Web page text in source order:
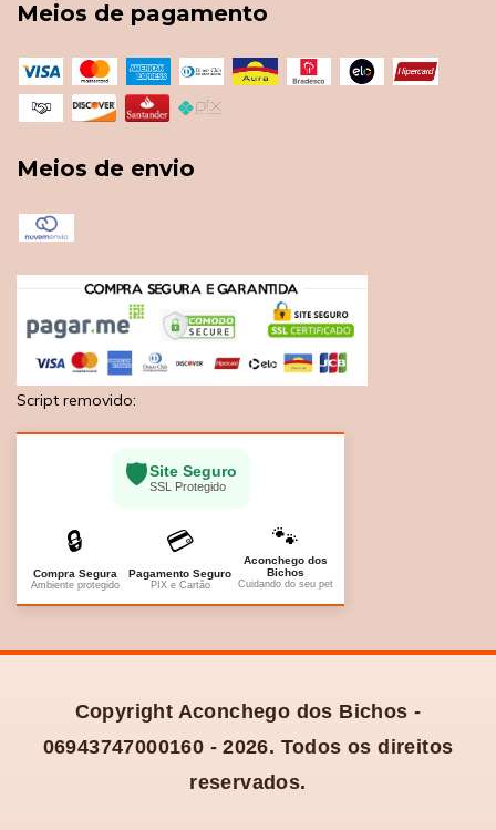
Meios de pagamento
Meios de envio
Script removido:
🛡️Site Seguro
SSL Protegido
🔒
Compra Segura
Ambiente protegido
💳
Pagamento Seguro
PIX e Cartão
🐾
Aconchego dos
Bichos
Cuidando do seu pet
Copyright Aconchego dos Bichos -
06943747000160 - 2026. Todos os direitos
reservados.